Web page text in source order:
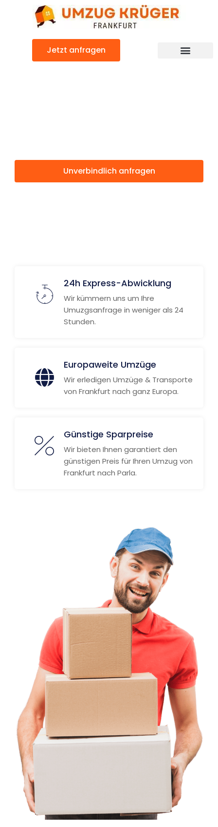
Jetzt anfragen
Unverbindlich anfragen
24h Express-Abwicklung
Wir kümmern uns um Ihre
Umuzgsanfrage in weniger als 24
Stunden.
Europaweite Umzüge
Wir erledigen Umzüge & Transporte
von Frankfurt nach ganz Europa.
Günstige Sparpreise
Wir bieten Ihnen garantiert den
günstigen Preis für Ihren Umzug von
Frankfurt nach Parla.